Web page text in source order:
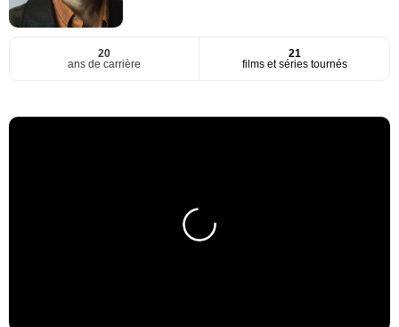
20
ans de carrière
21
films et séries tournés